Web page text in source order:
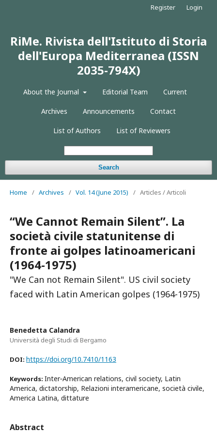
RiMe. Rivista dell'Istituto di Storia
dell'Europa Mediterranea (ISSN
2035-794X)
About the Journal Editorial Team Current
Archives Announcements Contact
List of Authors List of Reviewers
Search
Register Login
Home / Archives / Vol. 14 (June 2015) / Articles / Articoli
“We Cannot Remain Silent”. La
società civile statunitense di
fronte ai golpes latinoamericani
(1964-1975)
"We Can not Remain Silent". US civil society
faced with Latin American golpes (1964-1975)
Benedetta Calandra
Università degli Studi di Bergamo
DOI: https://doi.org/10.7410/1163
Keywords: Inter‐American relations, civil society, Latin
America, dictatorship, Relazioni interamericane, società civile,
America Latina, dittature
Abstract